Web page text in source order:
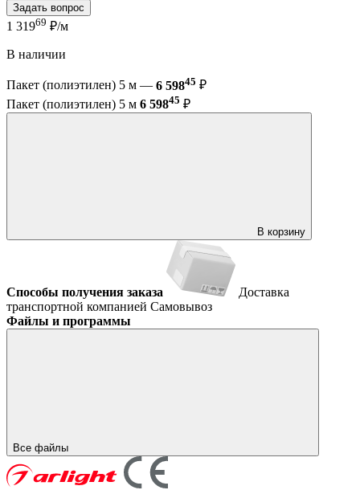
Задать вопрос
1 31969 ₽/м
В наличии
Пакет (полиэтилен) 5 м — 6 59845 ₽
Пакет (полиэтилен) 5 м 6 59845 ₽
В корзину
Способы получения заказа
Доставка
транспортной компанией Самовывоз
Файлы и программы
Все файлы